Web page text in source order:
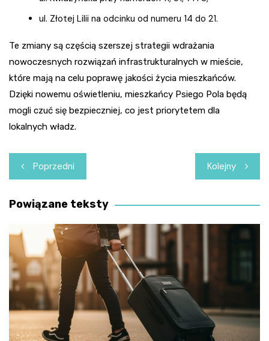
ul. Złotej Lilii na odcinku od numeru 14 do 21.
Te zmiany są częścią szerszej strategii wdrażania
nowoczesnych rozwiązań infrastrukturalnych w mieście,
które mają na celu poprawę jakości życia mieszkańców.
Dzięki nowemu oświetleniu, mieszkańcy Psiego Pola będą
mogli czuć się bezpieczniej, co jest priorytetem dla
lokalnych władz.
Nawigacja
wpisu
Poprzedni Kolejny
Powiązane teksty